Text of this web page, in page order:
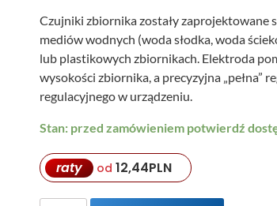
Czujniki zbiornika zostały zaprojektowane
mediów wodnych (woda słodka, woda
lub plastikowych zbiornikach. Elektroda
wysokości zbiornika, a precyzyjna „pełna”
regulacyjnego w urządzeniu.
Stan: przed zamówieniem potwierdź
raty od 12,44PLN